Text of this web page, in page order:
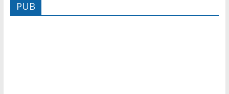
PUB